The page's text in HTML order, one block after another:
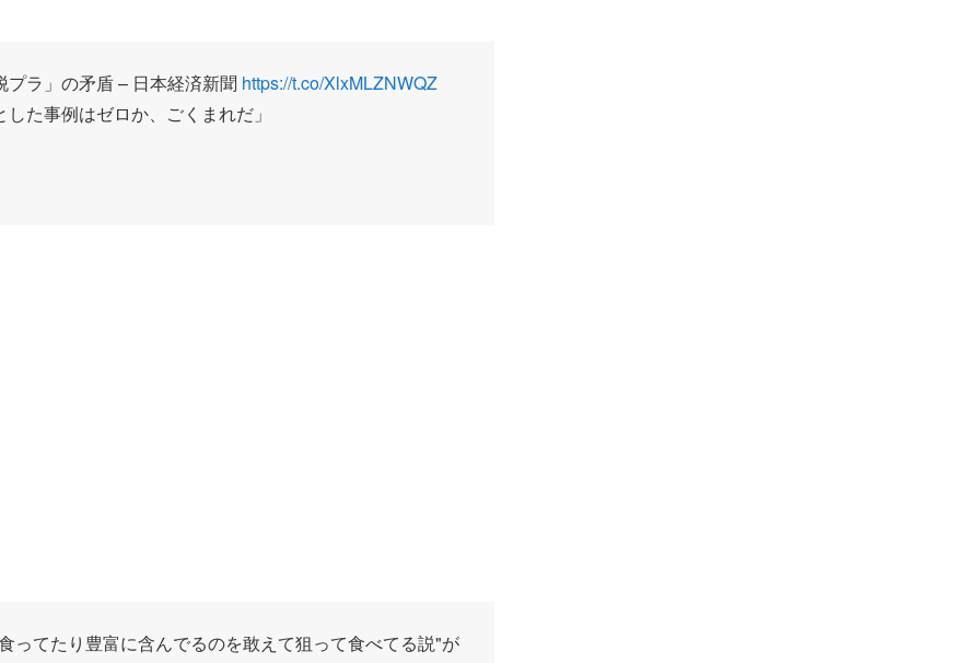
ラ」の矛盾 – 日本経済新聞 https://t.co/XlxMLZNWQZ
た事例はゼロか、ごくまれだ」
ってたり豊富に含んでるのを敢えて狙って食べてる説"が